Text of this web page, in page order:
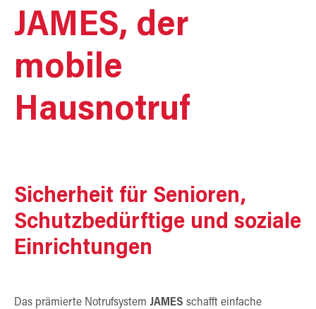
JAMES, der
mobile
Hausnotruf
Sicherheit für Senioren,
Schutzbedürftige und soziale
Einrichtungen
Das prämierte Notrufsystem JAMES schafft einfache